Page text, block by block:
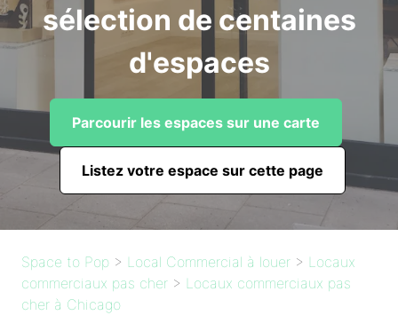
sélection de centaines
d'espaces
Parcourir les espaces sur une carte
Listez votre espace sur cette page
Space to Pop > Local Commercial à louer > Locaux
commerciaux pas cher > Locaux commerciaux pas
cher à Chicago